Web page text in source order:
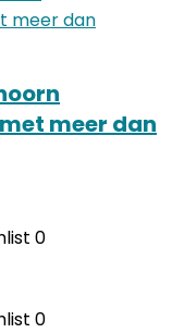
meer dan
0
0